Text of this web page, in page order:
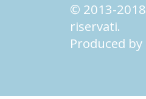
© 2013-2018
riservati.
Produced by